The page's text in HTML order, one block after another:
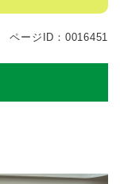
ページID：0016451